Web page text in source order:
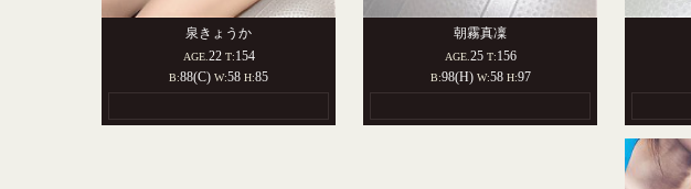
泉きょうか
AGE. 22 T:154
B:88(C)W:58H:85
朝霧真凜
AGE. 25 T:156
B:98(H) W:58 H:97